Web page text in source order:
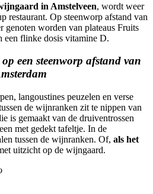
in Amstelveen, wordt weer
restaurant. Op steenworp afstand van
genoten worden van plateaus Fruits
flinke dosis vitamine D.
een steenworp afstand van
langoustines peuzelen en verse
de wijnranken zit te nippen van
is gemaakt van de druiventrossen
met gedekt tafeltje. In de
tussen de wijnranken. Of, als het
uitzicht op de wijngaard.